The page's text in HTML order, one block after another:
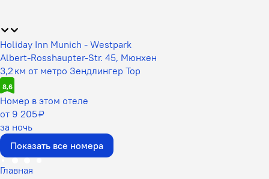
Holiday Inn Munich - Westpark
Albert-Rosshaupter-Str. 45, Мюнхен
3,2 км от метро Зендлингер Тор
8,6
Номер в этом отеле
от 9 205 ₽
за ночь
Показать все номера
Главная